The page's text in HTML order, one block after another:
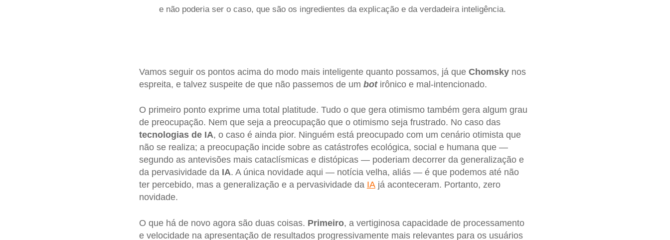
e não poderia ser o caso, que são os ingredientes da explicação e da verdadeira inteligência.
Vamos seguir os pontos acima do modo mais inteligente quanto possamos, já que Chomskynos
espreita, e talvez suspeite de que não passemos de um bot irônico e mal-intencionado.
O primeiro ponto exprime uma total platitude. Tudo o que gera otimismo também gera algum grau
de preocupação. Nem que seja a preocupação que o otimismo seja frustrado. No caso das
tecnologias de IA, o caso é ainda pior. Ninguém está preocupado com um cenário otimista que
não se realiza; a preocupação incide sobre as catástrofes ecológica, social e humana que —
segundo as antevisões mais cataclísmicas e distópicas — poderiam decorrer da generalização e
da pervasividade da IA. A única novidade aqui — notícia velha, aliás — é que podemos até não
ter percebido, mas a generalização e a pervasividade da IAjá aconteceram. Portanto, zero
novidade.
O que há de novo agora são duas coisas. Primeiro, a vertiginosa capacidade de processamento
e velocidade na apresentação de resultados progressivamente mais relevantes para os usuários